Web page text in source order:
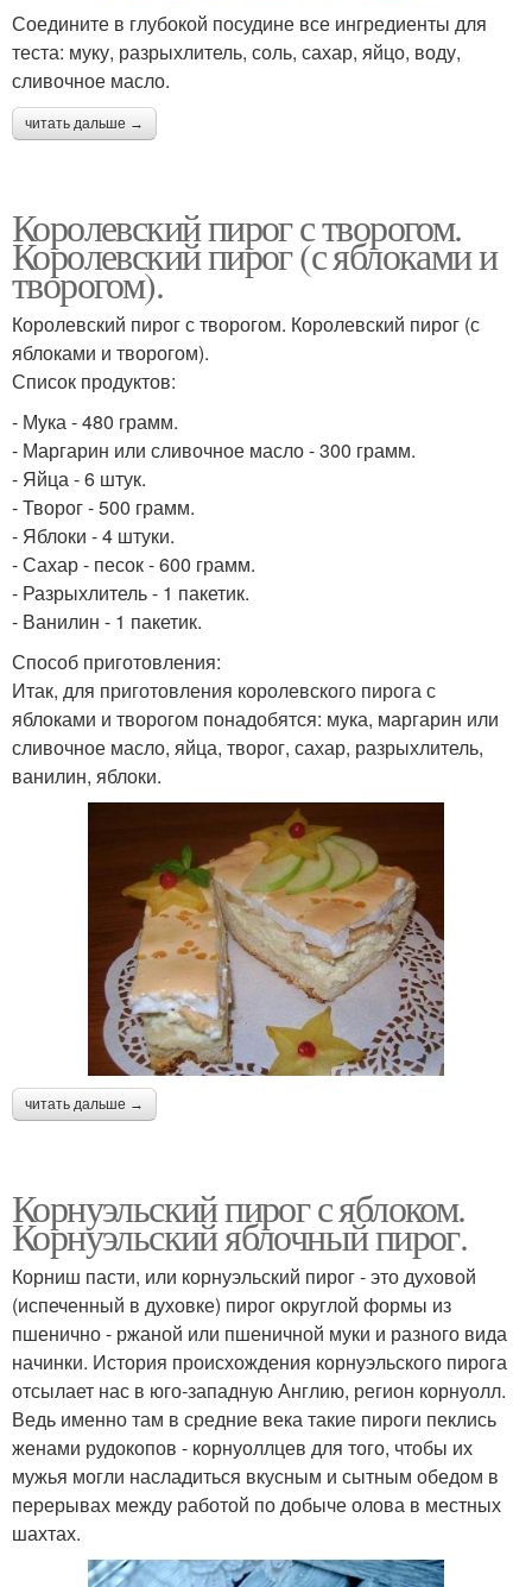
Соедините в глубокой посудине все ингредиенты для
теста: муку, разрыхлитель, соль, сахар, яйцо, воду,
сливочное масло.
читать дальше →
Королевский пирог с творогом.
Королевский пирог (с яблоками и
творогом).
Королевский пирог с творогом. Королевский пирог (с
яблоками и творогом).
Список продуктов:
- Мука - 480 грамм.
- Маргарин или сливочное масло - 300 грамм.
- Яйца - 6 штук.
- Творог - 500 грамм.
- Яблоки - 4 штуки.
- Сахар - песок - 600 грамм.
- Разрыхлитель - 1 пакетик.
- Ванилин - 1 пакетик.
Способ приготовления:
Итак, для приготовления королевского пирога с
яблоками и творогом понадобятся: мука, маргарин или
сливочное масло, яйца, творог, сахар, разрыхлитель,
ванилин, яблоки.
читать дальше →
Корнуэльский пирог с яблоком.
Корнуэльский яблочный пирог.
Корниш пасти, или корнуэльский пирог - это духовой
(испеченный в духовке) пирог округлой формы из
пшенично - ржаной или пшеничной муки и разного вида
начинки. История происхождения корнуэльского пирога
отсылает нас в юго-западную Англию, регион корнуолл.
Ведь именно там в средние века такие пироги пеклись
женами рудокопов - корнуоллцев для того, чтобы их
мужья могли насладиться вкусным и сытным обедом в
перерывах между работой по добыче олова в местных
шахтах.